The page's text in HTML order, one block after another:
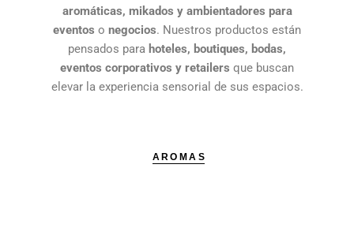
aromáticas, mikados y ambientadores para
eventos o negocios. Nuestros productos están
pensados para hoteles, boutiques, bodas,
eventos corporativos y retailers que buscan
elevar la experiencia sensorial de sus espacios.
AROMAS